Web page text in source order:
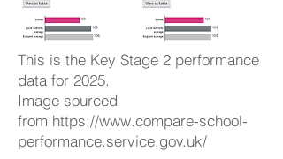
This is the Key Stage 2 performance
data for 2025.
Image sourced
from https://www.compare-school-
performance.service.gov.uk/